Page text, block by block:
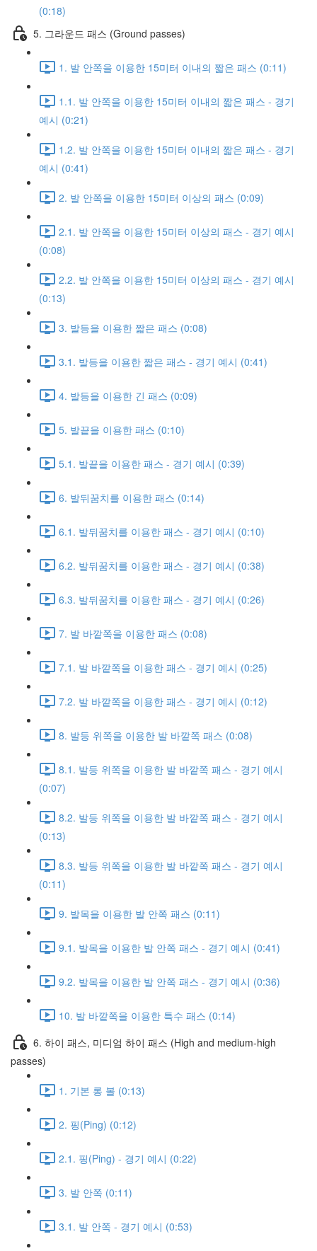
(0:18)
5. 그라운드 패스 (Ground passes)
1. 발 안쪽을 이용한 15미터 이내의 짧은 패스 (0:11)
1.1. 발 안쪽을 이용한 15미터 이내의 짧은 패스 - 경기
예시 (0:21)
1.2. 발 안쪽을 이용한 15미터 이내의 짧은 패스 - 경기
예시 (0:41)
2. 발 안쪽을 이용한 15미터 이상의 패스 (0:09)
2.1. 발 안쪽을 이용한 15미터 이상의 패스 - 경기 예시
(0:08)
2.2. 발 안쪽을 이용한 15미터 이상의 패스 - 경기 예시
(0:13)
3. 발등을 이용한 짧은 패스 (0:08)
3.1. 발등을 이용한 짧은 패스 - 경기 예시 (0:41)
4. 발등을 이용한 긴 패스 (0:09)
5. 발끝을 이용한 패스 (0:10)
5.1. 발끝을 이용한 패스 - 경기 예시 (0:39)
6. 발뒤꿈치를 이용한 패스 (0:14)
6.1. 발뒤꿈치를 이용한 패스 - 경기 예시 (0:10)
6.2. 발뒤꿈치를 이용한 패스 - 경기 예시 (0:38)
6.3. 발뒤꿈치를 이용한 패스 - 경기 예시 (0:26)
7. 발 바깥쪽을 이용한 패스 (0:08)
7.1. 발 바깥쪽을 이용한 패스 - 경기 예시 (0:25)
7.2. 발 바깥쪽을 이용한 패스 - 경기 예시 (0:12)
8. 발등 위쪽을 이용한 발 바깥쪽 패스 (0:08)
8.1. 발등 위쪽을 이용한 발 바깥쪽 패스 - 경기 예시
(0:07)
8.2. 발등 위쪽을 이용한 발 바깥쪽 패스 - 경기 예시
(0:13)
8.3. 발등 위쪽을 이용한 발 바깥쪽 패스 - 경기 예시
(0:11)
9. 발목을 이용한 발 안쪽 패스 (0:11)
9.1. 발목을 이용한 발 안쪽 패스 - 경기 예시 (0:41)
9.2. 발목을 이용한 발 안쪽 패스 - 경기 예시 (0:36)
10. 발 바깥쪽을 이용한 특수 패스 (0:14)
6. 하이 패스, 미디엄 하이 패스 (High and medium-high
passes)
1. 기본 롱 볼 (0:13)
2. 핑(Ping) (0:12)
2.1. 핑(Ping) - 경기 예시 (0:22)
3. 발 안쪽 (0:11)
3.1. 발 안쪽 - 경기 예시 (0:53)